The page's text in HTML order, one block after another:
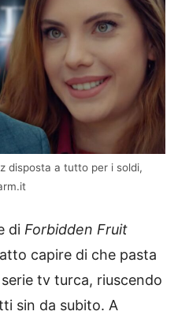
disposta a tutto per i soldi,
di Forbidden Fruit
capire di che pasta
tv turca, riuscendo
sin da subito. A